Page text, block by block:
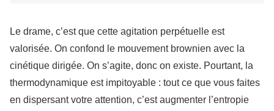
Le drame, c’est que cette agitation perpétuelle est
valorisée. On confond le mouvement brownien avec la
cinétique dirigée. On s’agite, donc on existe. Pourtant, la
thermodynamique est impitoyable : tout ce que vous faites
en dispersant votre attention, c’est augmenter l’entropie